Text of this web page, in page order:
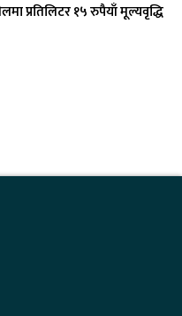
प्रतिलिटर १५ रुपैयाँ मूल्यवृद्धि